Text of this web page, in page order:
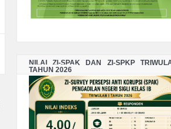
NILAI ZI-SPAK DAN ZI-SPKP
TAHUN 2026